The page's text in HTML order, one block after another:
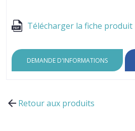
Télécharger la fiche produit
DEMANDE D'INFORMATIONS
Retour aux produits